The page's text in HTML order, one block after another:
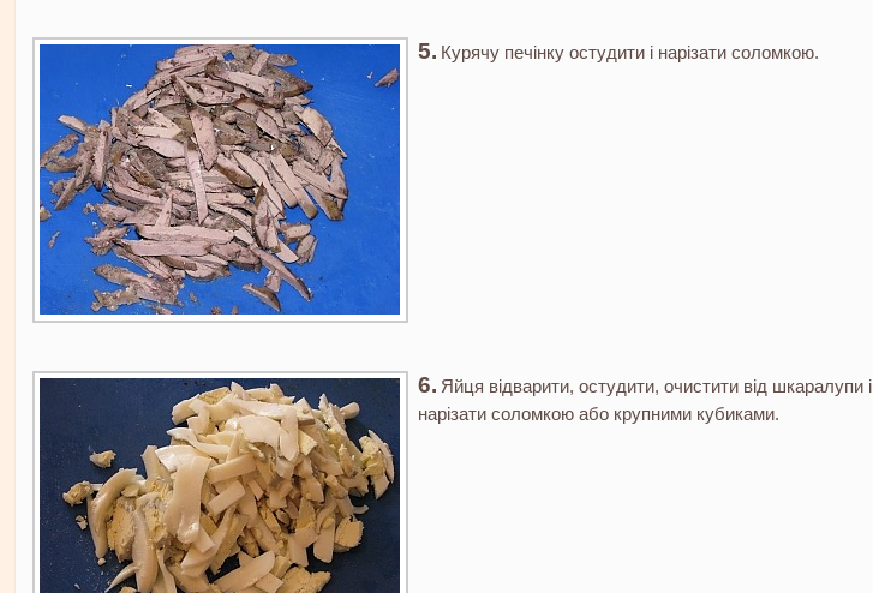
Курячу печінку остудити і нарізати соломкою.
Яйця відварити, остудити, очистити від шкаралупи і
нарізати соломкою або крупними кубиками.